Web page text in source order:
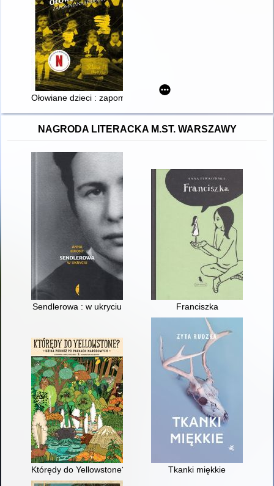
Ołowiane dzieci : zapomniana epidemia
NAGRODA LITERACKA M.ST. WARSZAWY
Sendlerowa : w ukryciu Franciszka
Którędy do Yellowstone? : dzika podróż po parkach
Tkanki miękkie